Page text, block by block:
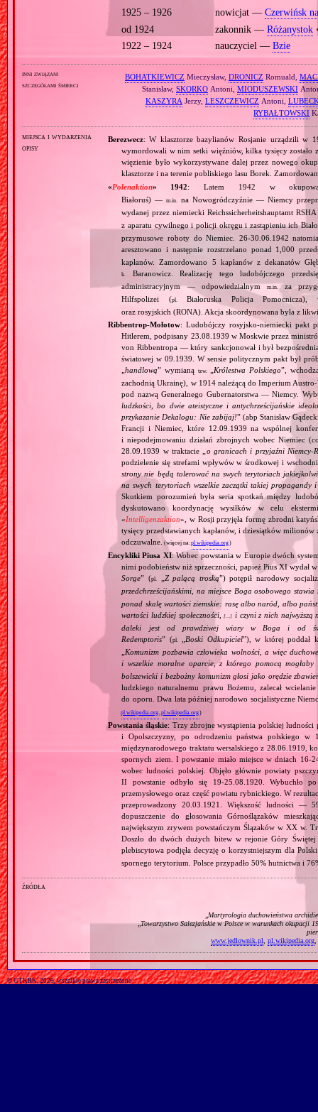
1925 – 1926 nowicjat — Czerwińsk
od 1924
zakonnik — Różanystok
1922 – 1924
nauczyciel — Bzie
inni związani
szczegółami śmierci
BOHATKIEWICZ Mieczysław, DRONICZ Romuald,
Stanisław, SKORKOAntoni, MIODUSZEWSKI
KASZYRAJerzy, LESZCZEWICZ Antoni,
RYBAŁTOWSKI
miejsca i wydarzenia
opisy
Berezwecz: W klasztorze bazylianów Rosjanie urządzili w
wymordowali w nim setki więźniów, kilka tysięcy zostało
więzienie było wykorzystywane dalej przez nowego
klasztorze i na terenie pobliskiego lasu Borek.
«Polenaktion» 1942: Latem 1942 w
Białoruś) —m.in. na Nowogródczyźnie — Niemcy
wydanej przez niemiecki Reichssicherheitshauptamt
z aparatu cywilnego i policji okręgu i zastąpieniu ich
przymusowe roboty do Niemiec. 26‐30.06.1942
aresztowano i następnie rozstrzelano ponad 1,000
kapłanów. Zamordowano 5 kapłanów z dekanatów
k.
Baranowicz. Realizację tego ludobójczego
administracyjnym — odpowiedzialnym
m.in. za
Hilfspolizei (pl.
Białoruska Policja Pomocnicza),
oraz rosyjskich (RONA). Akcja skoordynowana była z
Ribbentrop‐Mołotow: Ludobójczy rosyjsko‐niemiecki pakt
Hitlerem, podpisany 23.08.1939 w Moskwie przez
von Ribbentropa — który sankcjonował i był
światowej w 09.1939. W sensie politycznym pakt był
„handlową” wymianą tzw. Królestwa Polskiego”,
zachodnią Ukrainę), w 1914 należącą do Imperium
pod nazwą Generalnego Gubernatorstwa — Niemcy.
ludzkości, bo dwie ateistyczne i antychrześcijańskie
przykazanie Dekalogu: Nie zabijaj!” (abp Stanisław
Francji i Niemiec, które 12.09.1939 na wspólnej
i niepodejmowaniu działań zbrojnych wobec Niemiec
28.09.1939 w traktacie „ o granicach i przyjaźni
podzielenie się strefami wpływów w środkowej i
strony nie będą tolerować na swych terytoriach
na swych terytoriach wszelkie zaczątki takiej
Skutkiem porozumień była seria spotkań między
dyskutowano koordynację wysiłków w celu
«Intelligenzaktion», w Rosji przyjęła formę zbrodni
tysięcy przedstawianych kapłanów, i dziesiątków
odczuwalne. (więcej na:pl.wikipedia.org)
Encykliki Piusa XI: Wobec powstania w Europie dwóch
nimi podobieństw niż sprzeczności, papież Pius XI
Sorge” (pl. Z palącą troską”) potępił narodowy
przedchrześcijańskimi, na miejsce Boga osobowego
ponad skalę wartości ziemskie: rasę albo naród, albo
wartości ludzkiej społeczności,[…] i czyni z nich najwyższą
daleki jest od prawdziwej wiary w Boga i od
Redemptoris” (pl. Boski Odkupiciel”), w której poddał
Komunizm pozbawia człowieka wolności, a więc
i wszelkie moralne oparcie, z którego pomocą
bolszewicki i bezbożny komunizm głosi jako orędzie
ludzkiego naturalnemu prawu Bożemu, zalecał
do oporu. Dwa lata później narodowo socjalistyczne
pl.wikipedia.org,pl.wikipedia.org)
Powstania śląskie: Trzy zbrojne wystąpienia polskiej ludności
i Opolszczyzny, po odrodzeniu państwa polskiego w
międzynarodowego traktatu wersalskiego z 28.06.1919,
spornych ziem. I powstanie miało miejsce w dniach
wobec ludności polskiej. Objęło głównie powiaty
II powstanie odbyło się 19‐25.08.1920. Wybuchło
przemysłowego oraz część powiatu rybnickiego. W
przeprowadzony 20.03.1921. Większość ludności —
dopuszczenie do głosowania Górnoślązaków
największym zrywem powstańczym Ślązaków w XX w.
Doszło do dwóch dużych bitew w rejonie Góry
plebiscytowa podjęła decyzję o korzystniejszym dla
spornego terytorium. Polsce przypadło 50% hutnictwa i
źródła
Martyrologia duchowieństwa
„Towarzystwo Salezjańskie w Polsce w warunkach okupacji
www.jedlownik.pl
pl.wikipedia.org
© GTKRK, 2026, wszelkie prawa zastrzeżone